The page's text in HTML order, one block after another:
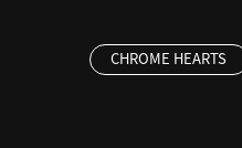
CHROME HEARTS